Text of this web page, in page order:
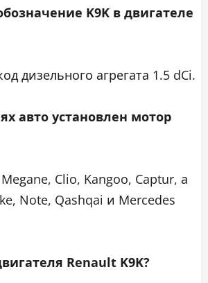
K9K в двигателе
дизельного агрегата 1.5 dCi.
авто установлен мотор
Clio, Kangoo, Captur, а
Note, Qashqai и Mercedes
Renault K9K?